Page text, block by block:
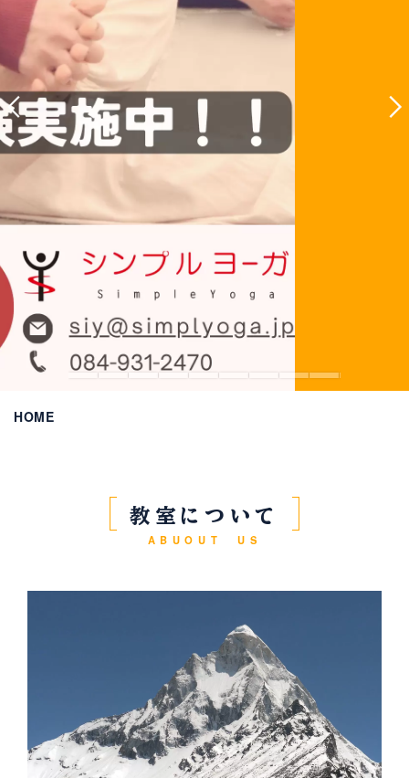
HOME
教室について
ABUOUT US